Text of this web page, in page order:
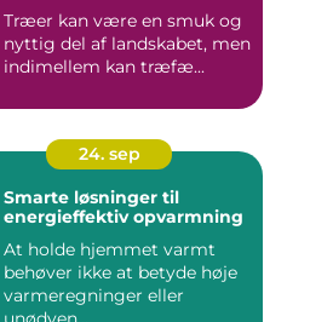
Træer kan være en smuk og
nyttig del af landskabet, men
indimellem kan træfæ...
24. sep
Smarte løsninger til
energieffektiv opvarmning
At holde hjemmet varmt
behøver ikke at betyde høje
varmeregninger eller